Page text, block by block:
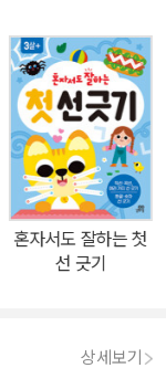
하며 운필력을 기
로 선 긋기 연습을 시
을 친근한 그림으로
아이 스스로 직접 찾
가나다 글자가 되
혼자서도 잘하는 첫
선 긋기
상세보기